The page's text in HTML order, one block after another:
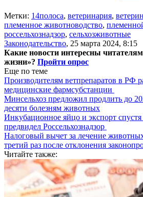
Метки: 14полоса, ветеринария,
племенное животноводство,
россельхознадзор, сельхозживотные
Законодательство, 25 марта 2024, 8:15
Какие новости интересны
жизни»? Пройти опрос
Еще по теме
Производителям ветпрепаратов в РФ
медицинские фармсубстанции
Минсельхоз предложил продлить до
десяти болезням животных
Инкубационное яйцо и экспорт спустя
предвидел Россельхознадзор
Налоговый вычет за лечение
третий раз после отклонения
Читайте также: